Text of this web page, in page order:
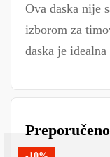
Ova daska nije
izborom za
daska je